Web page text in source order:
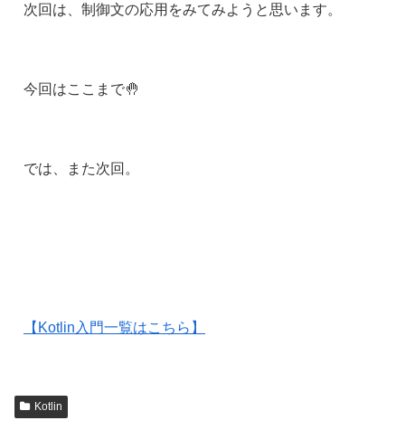
次回は、制御文の応用をみてみようと思います。
今回はここまで🤚
では、また次回。
【Kotlin入門一覧はこちら】
Kotlin